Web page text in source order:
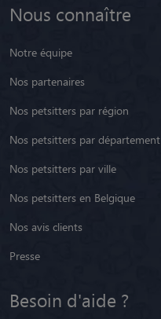
Nous connaître
Notre équipe
Nos partenaires
Nos petsitters par région
Nos petsitters par département
Nos petsitters par ville
Nos petsitters en Belgique
Nos avis clients
Presse
Besoin d'aide ?